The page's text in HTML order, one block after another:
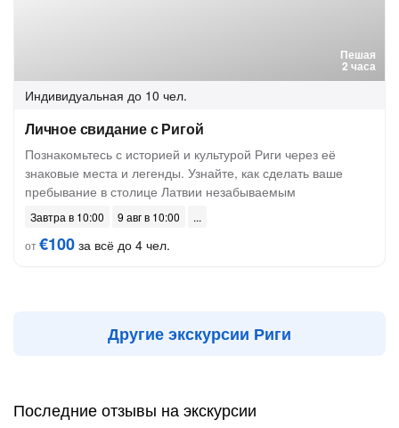
Пешая
2 часа
Индивидуальная до 10 чел.
Личное свидание с Ригой
Познакомьтесь с историей и культурой Риги через её
знаковые места и легенды. Узнайте, как сделать ваше
пребывание в столице Латвии незабываемым
Завтра в 10:00
9 авг в 10:00
от€100 за всё до 4 чел.
Другие экскурсии Риги
Последние отзывы на экскурсии